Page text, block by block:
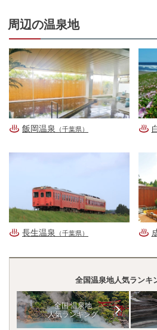
周辺の温泉地
飯岡温泉 （千葉県）
長生温泉 （千葉県）
全国温泉地人気ランキ
全国 温泉地
人気ランキング